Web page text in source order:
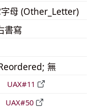
母 (Other_Letter)
書寫
無
UAX#11
UAX#50